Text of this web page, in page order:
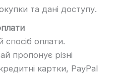
та дані доступу.
спосіб оплати.
пропонує різні
картки, PayPal